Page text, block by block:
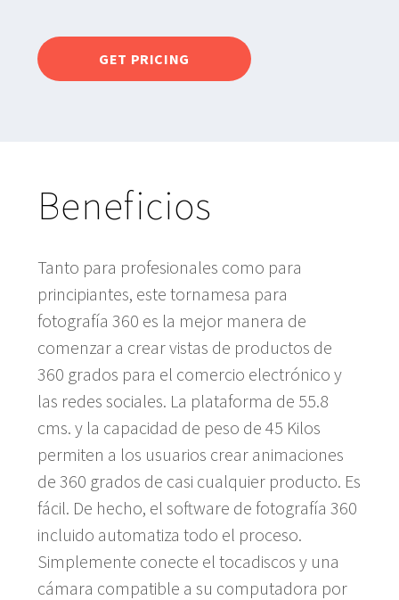
GET PRICING
Beneficios
Tanto para profesionales como para
principiantes, este tornamesa para
fotografía 360 es la mejor manera de
comenzar a crear vistas de productos de
360 grados para el comercio electrónico y
las redes sociales. La plataforma de 55.8
cms. y la capacidad de peso de 45 Kilos
permiten a los usuarios crear animaciones
de 360 grados de casi cualquier producto. Es
fácil. De hecho, el software de fotografía 360
incluido automatiza todo el proceso.
Simplemente conecte el tocadiscos y una
cámara compatible a su computadora por